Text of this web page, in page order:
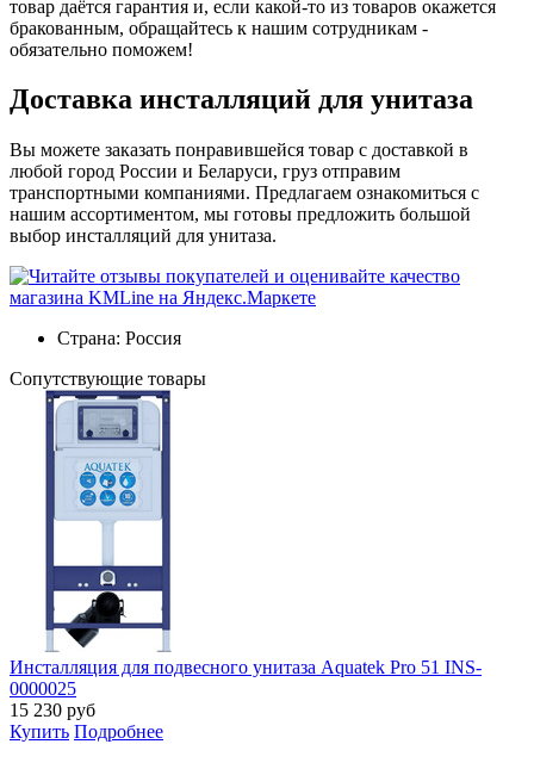
товар даётся гарантия и, если какой-то из товаров окажется
бракованным, обращайтесь к нашим сотрудникам -
обязательно поможем!
Доставка инсталляций для унитаза
Вы можете заказать понравившейся товар с доставкой в
любой город России и Беларуси, груз отправим
транспортными компаниями. Предлагаем ознакомиться с
нашим ассортиментом, мы готовы предложить большой
выбор инсталляций для унитаза.
Страна: Россия
Cопутствующие товары
Инсталляция для подвесного унитаза Aquatek Pro 51 INS-
0000025
15 230 руб
Купить Подробнее